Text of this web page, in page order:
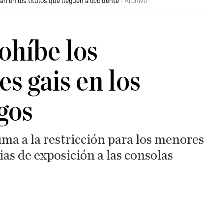
los
gais en los
a la restricción para los menores
de exposición a las consolas